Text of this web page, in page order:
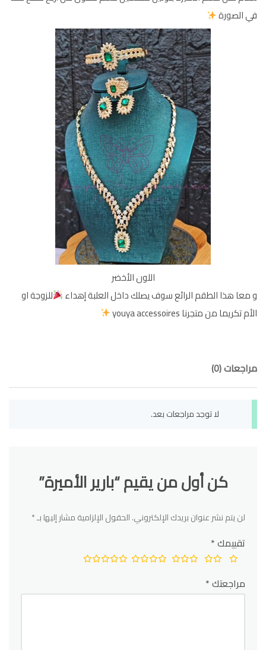
في الصورة
اللون الأخضر
و معا هذا الطقم الرائع سوف يصلك داخل العلبة إهداء
للزوجة او
الأم تكريما من متجرنا youya accessoires
مراجعات (0)
لا توجد مراجعات بعد.
كن أول من يقيم “بارير الأميرة”
لن يتم نشر عنوان بريدك الإلكتروني.الحقول الإلزامية مشار إليها بـ*
تقييمك*
مراجعتك*